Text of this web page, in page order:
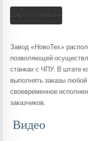
Заказать онлайн
Завод «НовоТех»
позволяющей
станках с ЧПУ. В штате
выполнять заказы
своевременное
заказчиков.
Видео